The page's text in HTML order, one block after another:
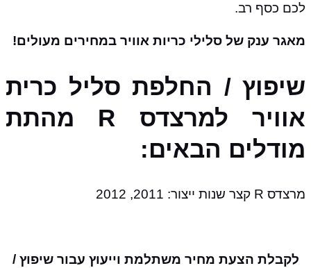
לכם כסף רב.
מאגר ענק של סלילי כריות אוויר במחירים מעולים!
שיפוץ / החלפת סליל כרית
אוויר למרצדס R מהתת
מודלים הבאים:
מרצדס R קצר שנות ייצור: 2011, 2012
לקבלת הצעת מחיר משתלמת וייעוץ עבור שיפוץ /